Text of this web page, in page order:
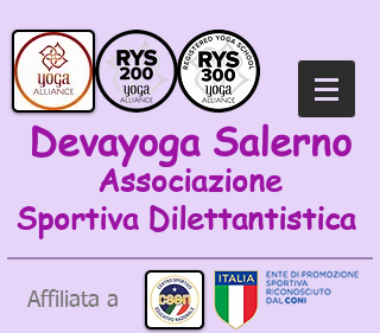
Devayoga Salerno
Associazione
Sportiva Dilettantistica
Affiliata a